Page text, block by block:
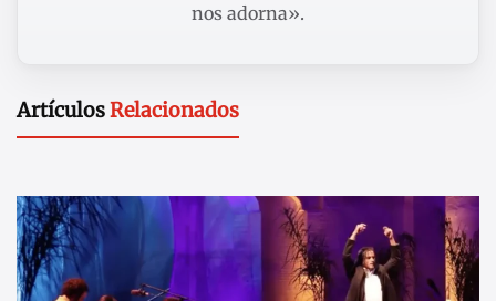
nos adorna».
ArtículosRelacionados